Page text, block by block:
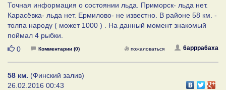
Точная информация о состоянии льда. Приморск- льда нет.
Карасёвка- льда нет. Ермилово- не известно. В районе 58 км. -
толпа народу ( может 1000 ) . На данный момент знакомый
поймал 4 рыбки.
Нравится
0 Комментарии (0) 6apppa6axa
пожаловаться
58 км. (Финский залив)
26.02.2016 00:43